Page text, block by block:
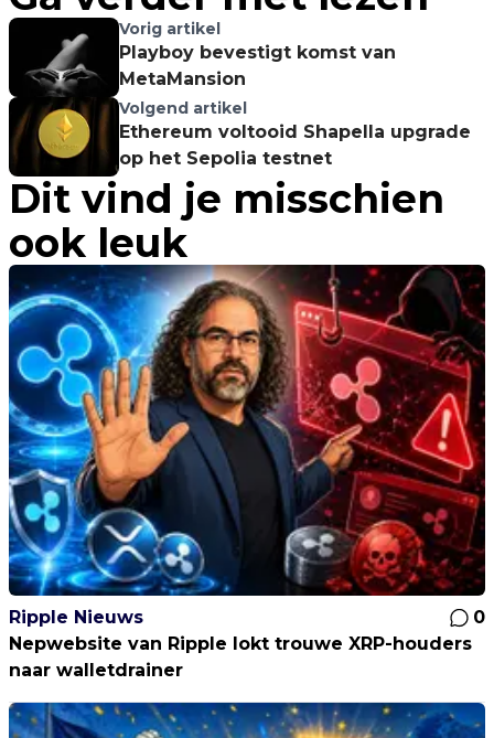
Vorig artikel
Playboy bevestigt komst van
MetaMansion
Volgend artikel
Ethereum voltooid Shapella upgrade
op het Sepolia testnet
Dit vind je misschien
ook leuk
Ripple Nieuws
0
Nepwebsite van Ripple lokt trouwe XRP-houders
naar walletdrainer